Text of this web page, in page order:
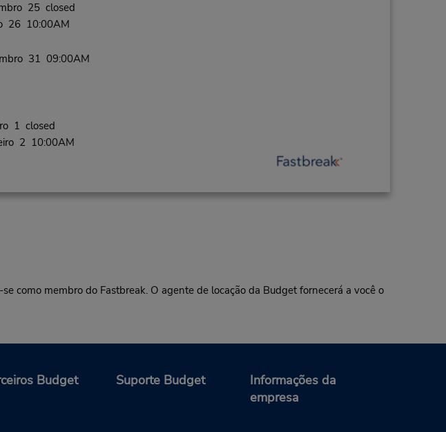
25 closed
26 10:00AM
31 09:00AM
1 closed
2 10:00AM
como membro do Fastbreak. O agente de locação da Budget fornecerá a você o
Budget Suporte Budget
Informações da
empresa